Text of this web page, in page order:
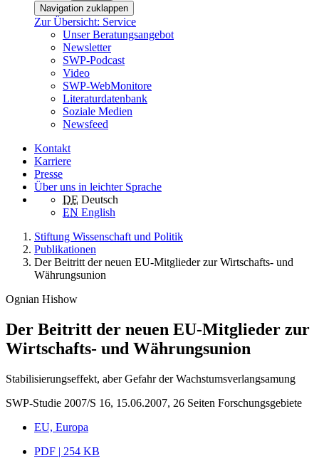
Navigation zuklappen
Zur Übersicht: Service
Unser Beratungsangebot
Newsletter
SWP-Podcast
Video
SWP-WebMonitore
Literaturdatenbank
Soziale Medien
Newsfeed
Kontakt
Karriere
Presse
Über uns in leichter Sprache
DE Deutsch
EN English
Stiftung Wissenschaft und Politik
Publikationen
Der Beitritt der neuen EU-Mitglieder zur Wirtschafts- und
Währungsunion
Ognian Hishow
Der Beitritt der neuen EU-Mitglieder zur
Wirtschafts- und Währungsunion
Stabilisierungseffekt, aber Gefahr der Wachstumsverlangsamung
SWP-Studie 2007/S 16, 15.06.2007, 26 Seiten Forschungsgebiete
EU, Europa
PDF | 254 KB